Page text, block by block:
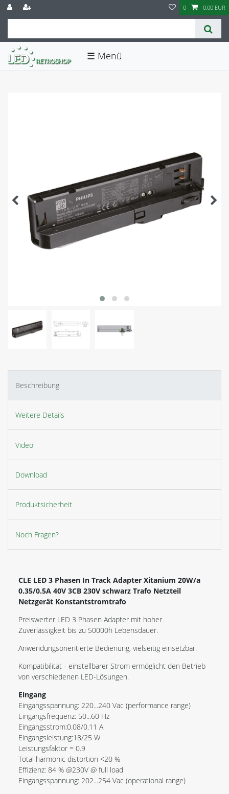
0 0,00 EUR
☰
Beschreibung
Weitere Details
Video
Download
Produktsicherheit
Noch Fragen?
CLE LED 3 Phasen In Track Adapter Xitanium 20W/a
0.35/0.5A 40V 3CB 230V schwarz Trafo Netzteil
Netzgerät Konstantstromtrafo
Preiswerter LED 3 Phasen Adapter mit hoher
Zuverlässigkeit bis zu 50000h Lebensdauer.
Anwendungsorientierte Bedienung, vielseitig einsetzbar.
Kompatibilität - einstellbarer Strom ermöglicht den Betrieb
von verschiedenen LED-Lösungen.
Eingang
Eingangsspannung: 220...240 Vac (performance range)
Eingangsfrequenz: 50...60 Hz
Eingangsstrom:0.08/0.11 A
Eingangsleistung:18/25 W
Leistungsfaktor = 0.9
Total harmonic distortion <20 %
Effizienz: 84 % @230V @ full load
Eingangsspannung: 202...254 Vac (operational range)